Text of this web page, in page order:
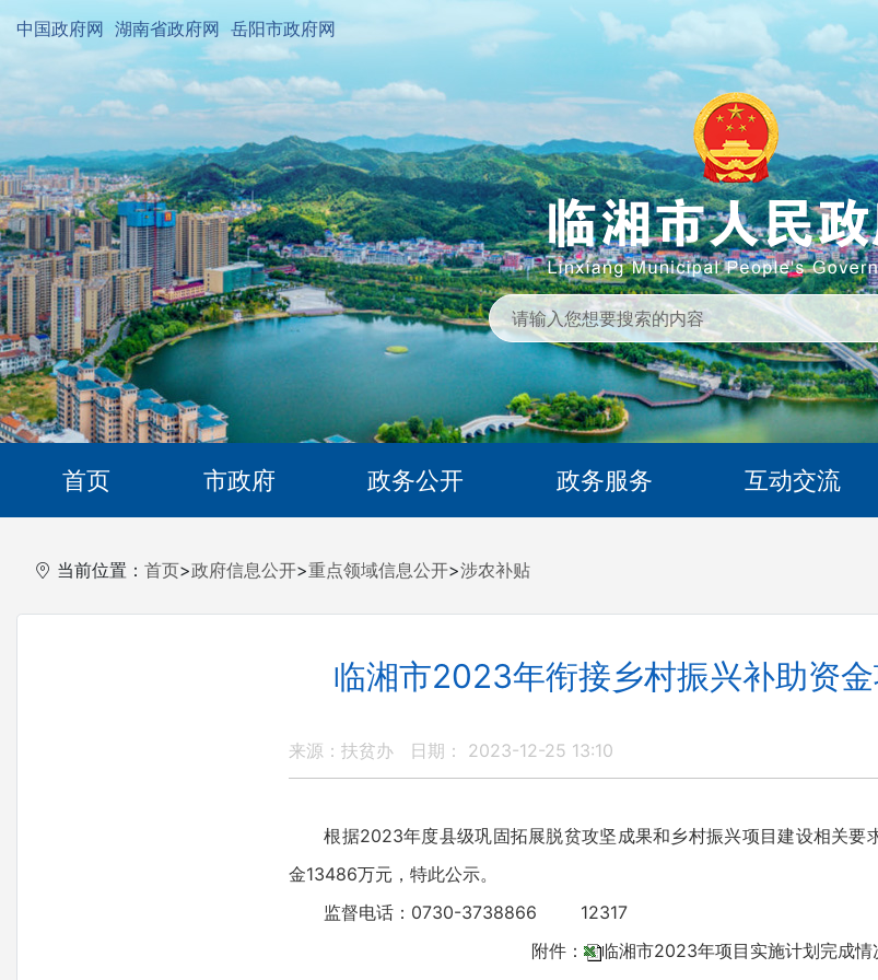
中国政府网 湖南省政府网 岳阳市政府网
首页 市政府 政务公开 政务服务 互动交流
当前位置： 首页>政府信息公开>重点领域信息公开>涉农补贴
临湘市2023年衔接乡村振兴补助资
来源：扶贫办 日期： 2023-12-25 13:10
根据2023年度县级巩固拓展脱贫攻坚成果和乡村振兴项目建设相关要
金13486万元，特此公示。
监督电话：0730-3738866 12317
附件：
临湘市2023年项目实施计划完成